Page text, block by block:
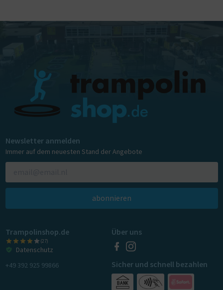
Newsletter anmelden
Immer auf dem neuesten Stand der Angebote
abonnieren
Trampolinshop.de
(27)
Datenschutz
+49 392 925 99866
Über uns
Sicher und schnell bezahlen